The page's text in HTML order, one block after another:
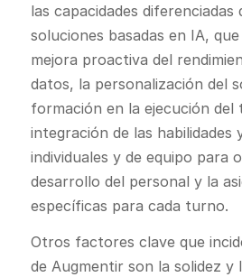
las capacidades
soluciones basadas en IA,
mejora proactiva del
datos, la personalización del
formación en la ejecución del
integración de las habilidades
individuales y de equipo para
desarrollo del personal y la
específicas para cada turno.
Otros factores clave que
de Augmentir son la solidez y